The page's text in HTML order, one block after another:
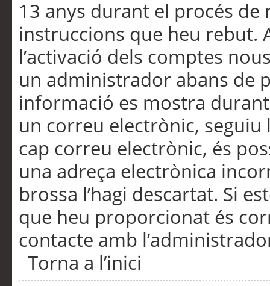
13 anys durant el procés de
instruccions que heu rebut.
l’activació dels comptes
un administrador abans de
informació es mostra
un correu electrònic,
cap correu electrònic, és
una adreça electrònica
brossa l’hagi descartat. Si
que heu proporcionat és
contacte amb
Torna a l’inici